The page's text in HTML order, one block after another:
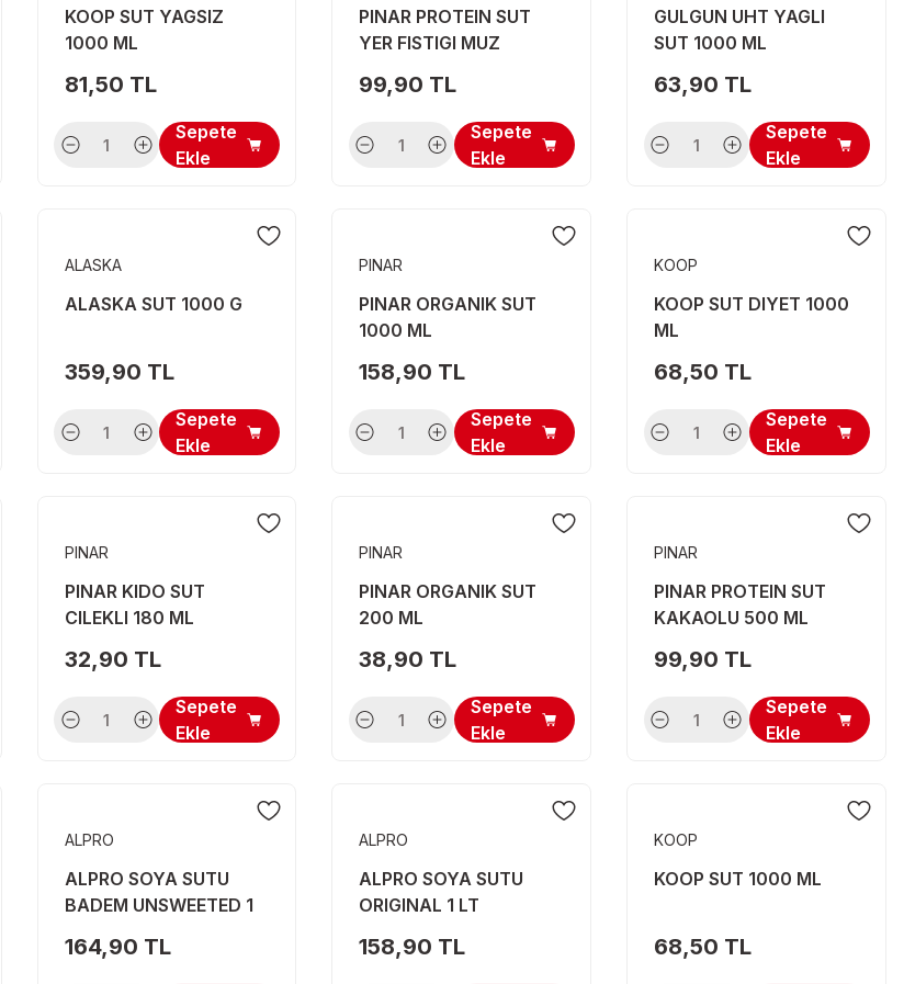
KOOP SUT YAGSIZ
1000 ML
81,50 TL
Sepete
Ekle
PINAR PROTEIN SUT
YER FISTIGI MUZ
99,90 TL
Sepete
Ekle
GULGUN UHT YAGLI
SUT 1000 ML
63,90 TL
Sepete
Ekle
ALASKA
ALASKA SUT 1000 G
359,90 TL
Sepete
Ekle
PINAR
PINAR ORGANIK SUT
1000 ML
158,90 TL
Sepete
Ekle
KOOP
KOOP SUT DIYET 1000
ML
68,50 TL
Sepete
Ekle
PINAR
PINAR KIDO SUT
CILEKLI 180 ML
32,90 TL
Sepete
Ekle
PINAR
PINAR ORGANIK SUT
200 ML
38,90 TL
Sepete
Ekle
PINAR
PINAR PROTEIN SUT
KAKAOLU 500 ML
99,90 TL
Sepete
Ekle
ALPRO
ALPRO SOYA SUTU
BADEM UNSWEETED 1
164,90 TL
ALPRO
ALPRO SOYA SUTU
ORIGINAL 1 LT
158,90 TL
KOOP
KOOP SUT 1000 ML
68,50 TL